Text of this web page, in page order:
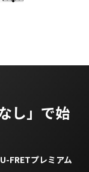
し」で始
U-FRETプレミアム